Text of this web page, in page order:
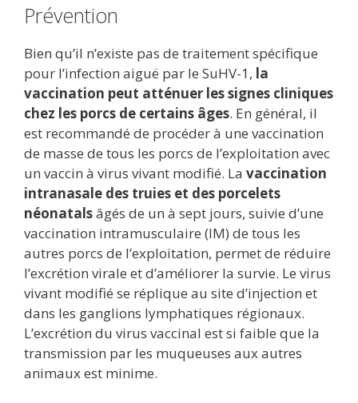
Prévention
Bien qu’il n’existe pas de traitement spécifique
pour l’infection aiguë par le SuHV-1, la
vaccination peut atténuer les signes cliniques
chez les porcs de certains âges. En général, il
est recommandé de procéder à une vaccination
de masse de tous les porcs de l’exploitation avec
un vaccin à virus vivant modifié. La vaccination
intranasale des truies et des porcelets
néonatalsâgés de un à sept jours, suivie d’une
vaccination intramusculaire (IM) de tous les
autres porcs de l’exploitation, permet de réduire
l’excrétion virale et d’améliorer la survie. Le virus
vivant modifié se réplique au site d’injection et
dans les ganglions lymphatiques régionaux.
L’excrétion du virus vaccinal est si faible que la
transmission par les muqueuses aux autres
animaux est minime.